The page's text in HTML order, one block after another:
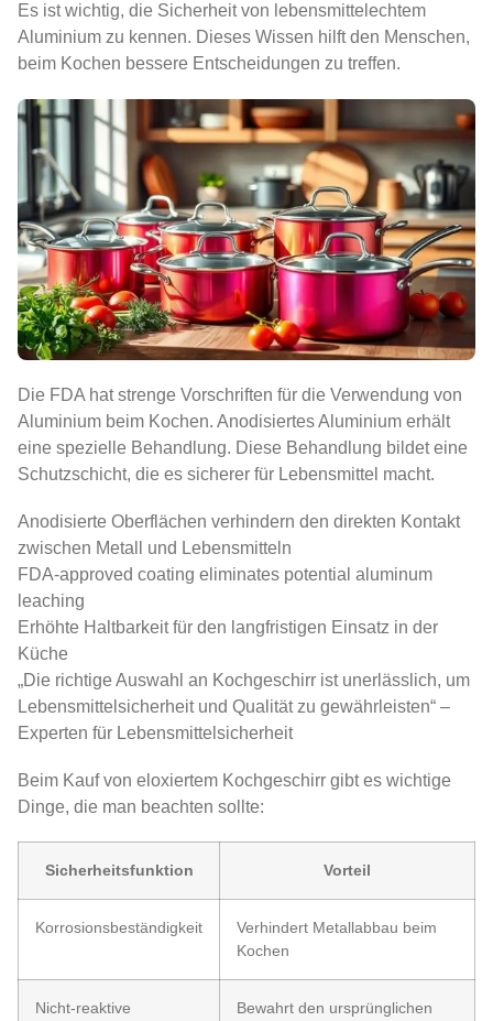
Es ist wichtig, die Sicherheit von lebensmittelechtem
Aluminium zu kennen. Dieses Wissen hilft den Menschen,
beim Kochen bessere Entscheidungen zu treffen.
Die FDA hat strenge Vorschriften für die Verwendung von
Aluminium beim Kochen. Anodisiertes Aluminium erhält
eine spezielle Behandlung. Diese Behandlung bildet eine
Schutzschicht, die es sicherer für Lebensmittel macht.
Anodisierte Oberflächen verhindern den direkten Kontakt
zwischen Metall und Lebensmitteln
FDA-approved coating eliminates potential aluminum
leaching
Erhöhte Haltbarkeit für den langfristigen Einsatz in der
Küche
„Die richtige Auswahl an Kochgeschirr ist unerlässlich, um
Lebensmittelsicherheit und Qualität zu gewährleisten“ –
Experten für Lebensmittelsicherheit
Beim Kauf von eloxiertem Kochgeschirr gibt es wichtige
Dinge, die man beachten sollte:
Sicherheitsfunktion Vorteil
Korrosionsbeständigkeit
Verhindert Metallabbau beim
Kochen
Nicht-reaktive
Bewahrt den ursprünglichen